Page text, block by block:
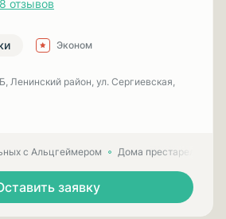
8 отзывов
Эконом
Ленинский район, ул. Сергиевская,
с Альцгеймером Дома престарелых
заявку